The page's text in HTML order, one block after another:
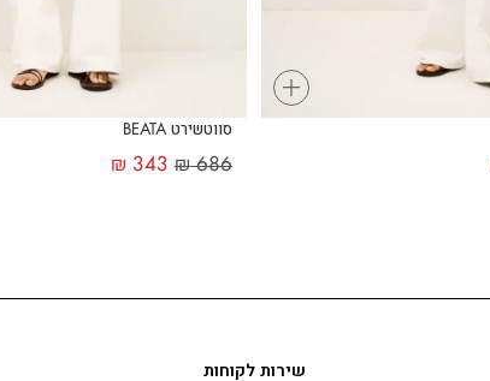
+
סווטשירט BEATA
₪686
₪ 343
שירות לקוחות